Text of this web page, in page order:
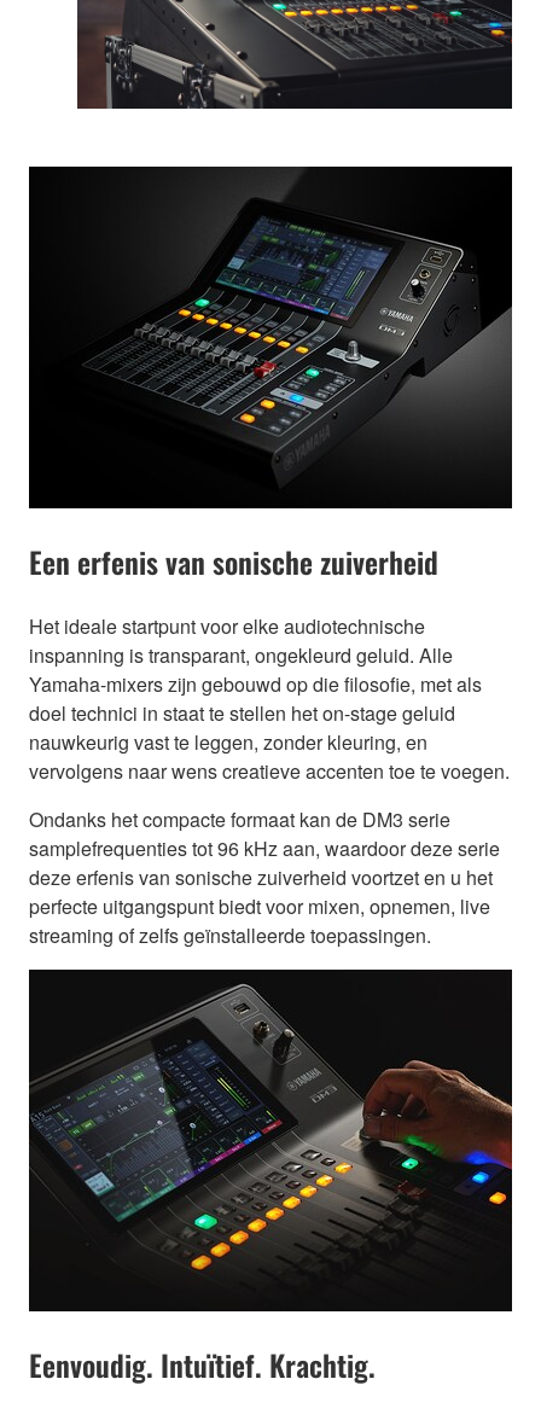
Een erfenis van sonische zuiverheid
Het ideale startpunt voor elke audiotechnische
inspanning is transparant, ongekleurd geluid. Alle
Yamaha-mixers zijn gebouwd op die filosofie, met als
doel technici in staat te stellen het on-stage geluid
nauwkeurig vast te leggen, zonder kleuring, en
vervolgens naar wens creatieve accenten toe te voegen.
Ondanks het compacte formaat kan de DM3 serie
samplefrequenties tot 96 kHz aan, waardoor deze serie
deze erfenis van sonische zuiverheid voortzet en u het
perfecte uitgangspunt biedt voor mixen, opnemen, live
streaming of zelfs geïnstalleerde toepassingen.
Eenvoudig. Intuïtief. Krachtig.